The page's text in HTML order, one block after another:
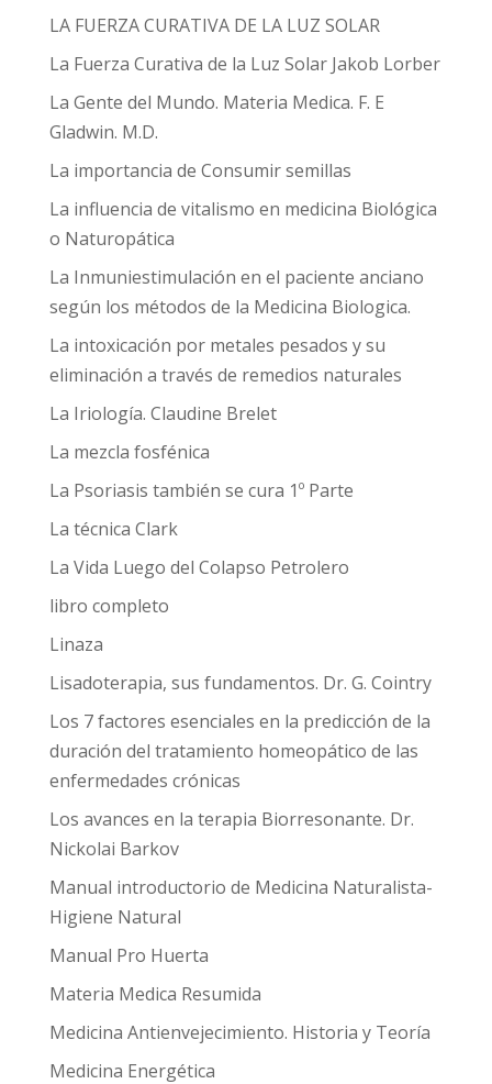
LA FUERZA CURATIVA DE LA LUZ SOLAR
La Fuerza Curativa de la Luz Solar Jakob Lorber
La Gente del Mundo. Materia Medica. F. E
Gladwin. M.D.
La importancia de Consumir semillas
La influencia de vitalismo en medicina Biológica
o Naturopática
La Inmuniestimulación en el paciente anciano
según los métodos de la Medicina Biologica.
La intoxicación por metales pesados y su
eliminación a través de remedios naturales
La Iriología. Claudine Brelet
La mezcla fosfénica
La Psoriasis también se cura 1º Parte
La técnica Clark
La Vida Luego del Colapso Petrolero
libro completo
Linaza
Lisadoterapia, sus fundamentos. Dr. G. Cointry
Los 7 factores esenciales en la predicción de la
duración del tratamiento homeopático de las
enfermedades crónicas
Los avances en la terapia Biorresonante. Dr.
Nickolai Barkov
Manual introductorio de Medicina Naturalista-
Higiene Natural
Manual Pro Huerta
Materia Medica Resumida
Medicina Antienvejecimiento. Historia y Teoría
Medicina Energética